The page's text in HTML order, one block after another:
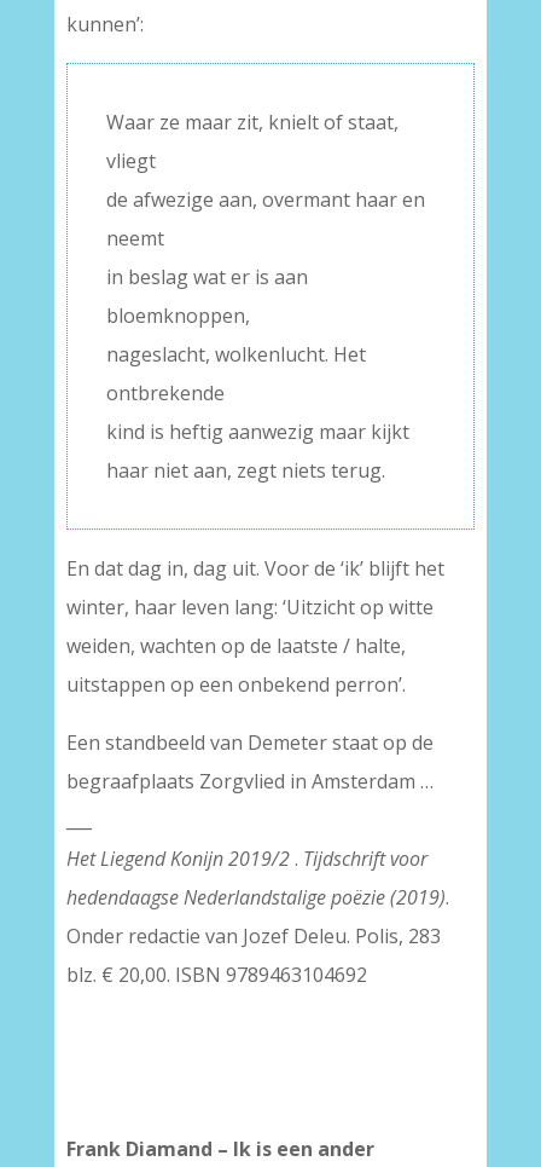
kunnen’:
Waar ze maar zit, knielt of staat,
vliegt
de afwezige aan, overmant haar en
neemt
in beslag wat er is aan
bloemknoppen,
nageslacht, wolkenlucht. Het
ontbrekende
kind is heftig aanwezig maar kijkt
haar niet aan, zegt niets terug.
En dat dag in, dag uit. Voor de ‘ik’ blijft het
winter, haar leven lang: ‘Uitzicht op witte
weiden, wachten op de laatste / halte,
uitstappen op een onbekend perron’.
Een standbeeld van Demeter staat op de
begraafplaats Zorgvlied in Amsterdam …
Het Liegend Konijn 2019/2. Tijdschrift voor
hedendaagse Nederlandstalige poëzie (2019).
Onder redactie van Jozef Deleu. Polis, 283
blz. € 20,00. ISBN 9789463104692
Frank Diamand – Ik is een ander